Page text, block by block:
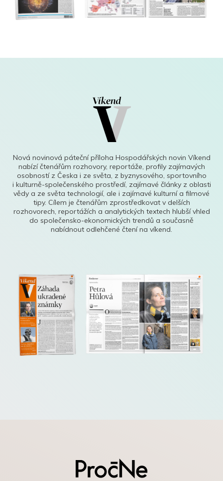
Nová novinová páteční příloha Hospodářských novin Víkend
nabízí čtenářům rozhovory, reportáže, profily zajímavých
osobností z Česka i ze světa, z byznysového, sportovního
i kulturně-společenského prostředí, zajímavé články z oblasti
vědy a ze světa technologií, ale i zajímavé kulturní a filmové
tipy. Cílem je čtenářům zprostředkovat v delších
rozhovorech, reportážích a analytických textech hlubší vhled
do společensko-ekonomických trendů a současně
nabídnout odlehčené čtení na víkend.